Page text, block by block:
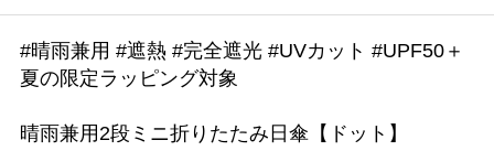
#晴雨兼用 #遮熱 #完全遮光 #UVカット #UPF50＋
夏の限定ラッピング対象
晴雨兼用2段ミニ折りたたみ日傘【ドット】